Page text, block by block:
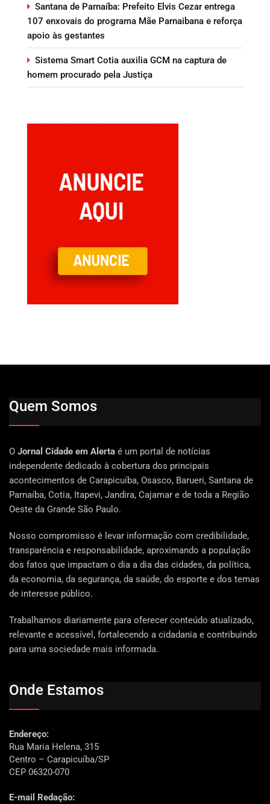
Santana de Parnaíba: Prefeito Elvis Cezar entrega
107 enxovais do programa Mãe Parnaibana e reforça
apoio às gestantes
Sistema Smart Cotia auxilia GCM na captura de
homem procurado pela Justiça
Quem Somos
O Jornal Cidade em Alerta é um portal de notícias
independente dedicado à cobertura dos principais
acontecimentos de Carapicuíba, Osasco, Barueri, Santana de
Parnaíba, Cotia, Itapevi, Jandira, Cajamar e de toda a Região
Oeste da Grande São Paulo.
Nosso compromisso é levar informação com credibilidade,
transparência e responsabilidade, aproximando a população
dos fatos que impactam o dia a dia das cidades, da política,
da economia, da segurança, da saúde, do esporte e dos temas
de interesse público.
Trabalhamos diariamente para oferecer conteúdo atualizado,
relevante e acessível, fortalecendo a cidadania e contribuindo
para uma sociedade mais informada.
Onde Estamos
Endereço:
Rua Maria Helena, 315
Centro – Carapicuíba/SP
CEP 06320-070
E-mail Redação: